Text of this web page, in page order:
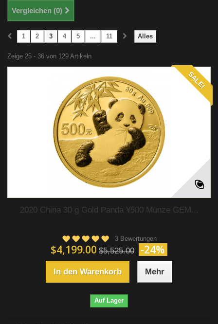
Vergleichen (0)
Alles
1 2 3 4 5 ... 11
Zeige 25 - 36 von 129 Artikeln
SALE!
2020 China 30 g Gold Panda ¥500 Münze GEM...
3 Bewertungen
$4,199.00 $5,525.00 -24%
In den Warenkorb Mehr
Auf Lager